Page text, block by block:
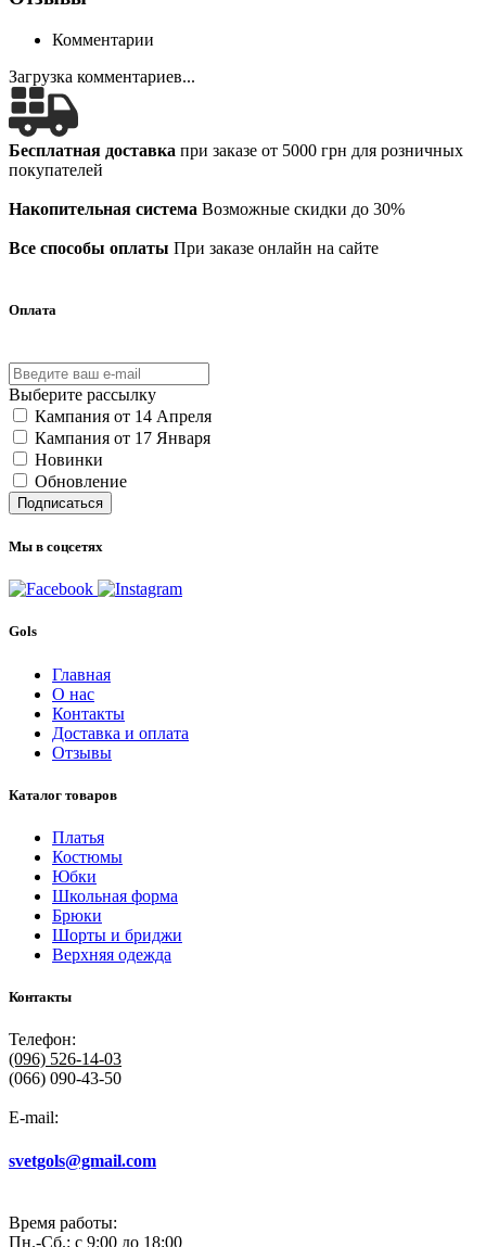
Комментарии
Загрузка комментариев...
Бесплатная доставка при заказе от 5000 грн для розничных
покупателей
Накопительная система Возможные скидки до 30%
Все способы оплаты При заказе онлайн на сайте
Оплата
Выберите рассылку
Кампания от 14 Апреля
Кампания от 17 Января
Новинки
Обновление
Подписаться
Мы в соцсетях
Gols
Главная
О нас
Контакты
Доставка и оплата
Отзывы
Каталог товаров
Платья
Костюмы
Юбки
Школьная форма
Брюки
Шорты и бриджи
Верхняя одежда
Контакты
Телефон:
(096) 526-14-03
(066) 090-43-50
E-mail:
svetgols@gmail.com
Время работы:
Пн.-Сб.: с 9:00 до 18:00